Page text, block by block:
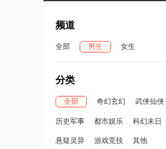
频道
全部 男生 女生
分类
全部 奇幻玄幻 武侠仙侠
历史军事 都市娱乐 科幻末日
悬疑灵异 游戏竞技 其他